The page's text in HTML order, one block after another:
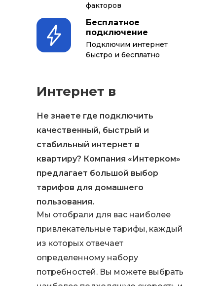
факторов
Бесплатное
подключение
Подключим интернет
быстро и бесплатно
Интернет в
Не знаете где подключить
качественный, быстрый и
стабильный интернет в
квартиру? Компания «Интерком»
предлагает большой выбор
тарифов для домашнего
пользования.
Мы отобрали для вас наиболее
привлекательные тарифы, каждый
из которых отвечает
определенному набору
потребностей. Вы можете выбрать